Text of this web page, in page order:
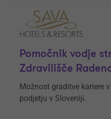
Pomočnik vodje
Zdravilišče
Možnost graditve kariere
podjetju v Sloveniji.